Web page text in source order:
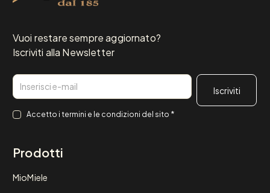
Vuoi restare sempre aggiornato?
Iscriviti alla Newsletter
Email
Consenso
Accetto i termini e le condizioni del sito *
Prodotti
MioMiele